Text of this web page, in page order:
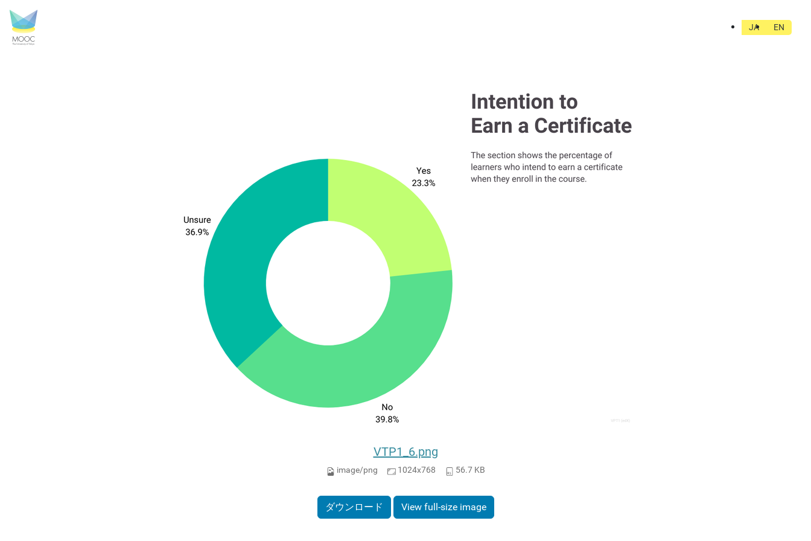
JA EN
VTP1_6.png
image/png 1024x768 56.7 KB
ダウンロード View full-size image